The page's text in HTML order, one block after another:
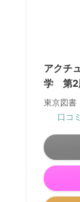
アクチ
学 第2
東京図書
口コ